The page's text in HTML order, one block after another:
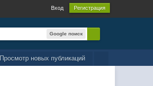
Вход Регистрация
Google поиск
Просмотр новых публикаций